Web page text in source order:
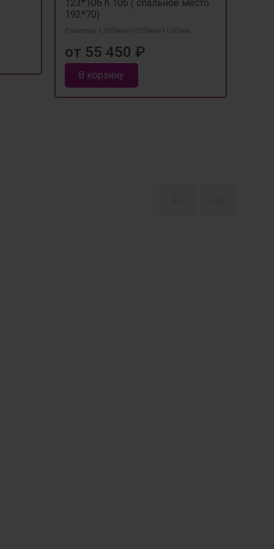
123*106 h 106 ( спальное место
192*70)
Размеры 1200мм×1020мм×1100мм
от 55 450 ₽
В корзину